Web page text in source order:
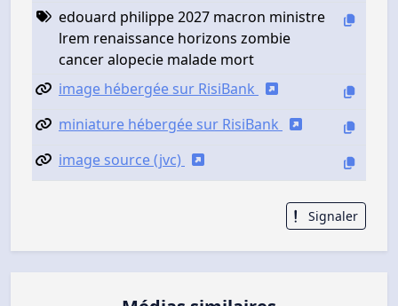
edouard philippe 2027 macron ministre
lrem renaissance horizons zombie
cancer alopecie malade mort
image hébergée sur RisiBank
miniature hébergée sur RisiBank
image source (jvc)
Signaler